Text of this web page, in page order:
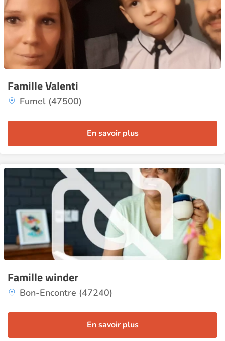
Famille Valenti
Fumel (47500)
En savoir plus
Famille winder
Bon-Encontre (47240)
En savoir plus